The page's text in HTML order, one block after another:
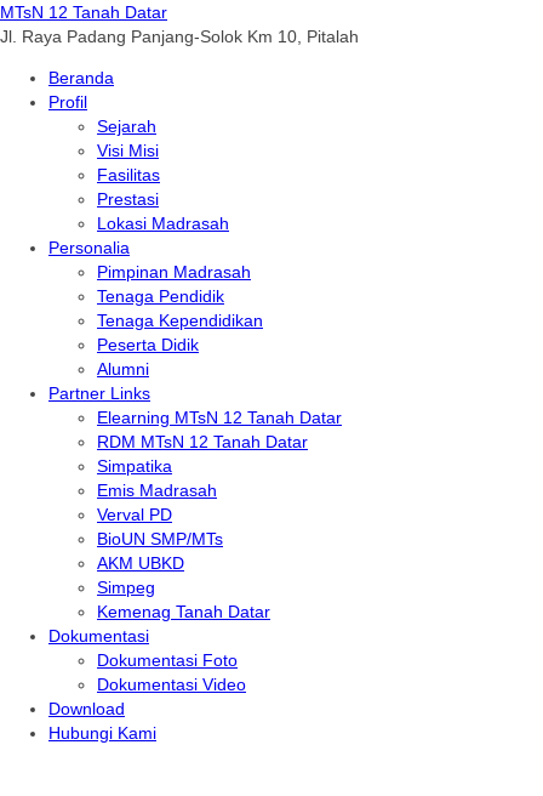
MTsN 12 Tanah Datar
Jl. Raya Padang Panjang-Solok Km 10, Pitalah
Beranda
Profil
Sejarah
Visi Misi
Fasilitas
Prestasi
Lokasi Madrasah
Personalia
Pimpinan Madrasah
Tenaga Pendidik
Tenaga Kependidikan
Peserta Didik
Alumni
Partner Links
Elearning MTsN 12 Tanah Datar
RDM MTsN 12 Tanah Datar
Simpatika
Emis Madrasah
Verval PD
BioUN SMP/MTs
AKM UBKD
Simpeg
Kemenag Tanah Datar
Dokumentasi
Dokumentasi Foto
Dokumentasi Video
Download
Hubungi Kami